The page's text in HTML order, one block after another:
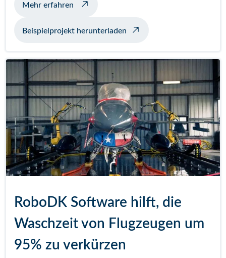
Mehr erfahren über Beispielschweißen mit Positionierer
Beispielprojekt herunterladen
RoboDK Software hilft, die
Waschzeit von Flugzeugen um
95% zu verkürzen